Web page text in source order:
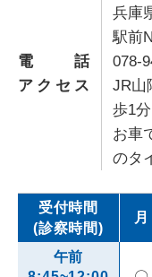
兵庫
駅前
電話
078-
アクセス
JR山
歩1分
お車
のタ